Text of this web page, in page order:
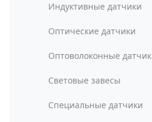
Индуктивные датчики
Оптические датчики
Оптоволоконные
Световые завесы
Специальные датчики